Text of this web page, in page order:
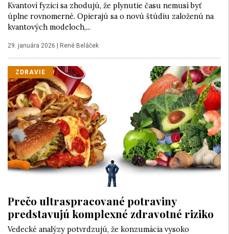
Kvantoví fyzici sa zhodujú, že plynutie času nemusí byť
úplne rovnomerné. Opierajú sa o novú štúdiu založenú na
kvantových modeloch,...
29. januára 2026 | René Beláček
ZDRAVIE
Prečo ultraspracované potraviny
predstavujú komplexné zdravotné riziko
Vedecké analýzy potvrdzujú, že konzumácia vysoko